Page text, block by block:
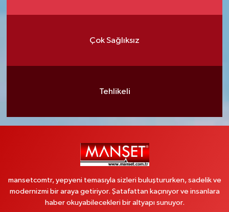
Çok Sağlıksız
Tehlikeli
mansetcomtr, yepyeni temasıyla sizleri buluştururken, sadelik ve
modernizmi bir araya getiriyor. Şatafattan kaçınıyor ve insanlara
haber okuyabilecekleri bir altyapı sunuyor.